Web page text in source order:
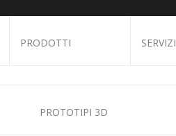
PRODOTTI SERVIZI
PROTOTIPI 3D